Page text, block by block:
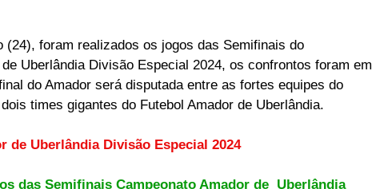
(24), foram realizados os jogos das Semifinais do
Uberlândia Divisão Especial 2024, os confrontos foram em
do Amador será disputada entre as fortes equipes do
times gigantes do Futebol Amador de Uberlândia.
de Uberlândia Divisão Especial 2024
das Semifinais Campeonato Amador de Uberlândia